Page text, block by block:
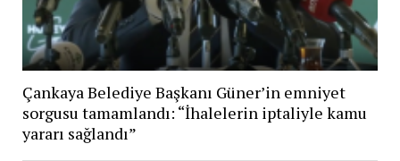
Çankaya Belediye Başkanı Güner’in emniyet
sorgusu tamamlandı: “İhalelerin iptaliyle kamu
yararı sağlandı”